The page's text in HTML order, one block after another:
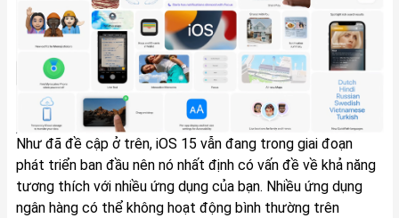
Như đã đề cập ở trên, iOS 15 vẫn đang trong giai đoạn
phát triển ban đầu nên nó nhất định có vấn đề về khả năng
tương thích với nhiều ứng dụng của bạn. Nhiều ứng dụng
ngân hàng có thể không hoạt động bình thường trên